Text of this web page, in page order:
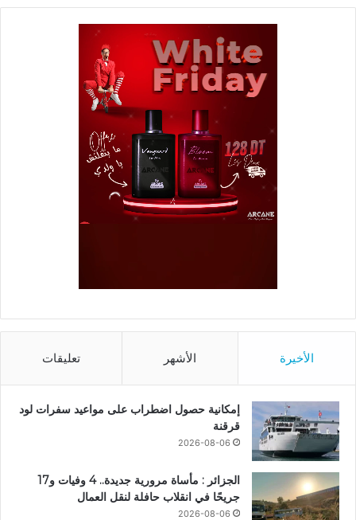
الأخيرة الأشهر تعليقات
إمكانية حصول اضطراب على مواعيد سفرات لود
قرقنة
2026-08-06
الجزائر : مأساة مرورية جديدة.. 4 وفيات و17
جريحًا في انقلاب حافلة لنقل العمال
2026-08-06